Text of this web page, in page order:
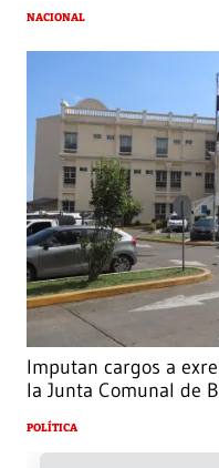
NACIONAL
Imputan cargos a
la Junta Comunal de
POLÍTICA